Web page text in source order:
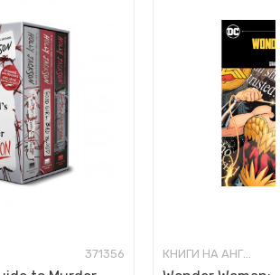
371356 КНИГИ НА АНГЛИСКИ ЈАЗИК